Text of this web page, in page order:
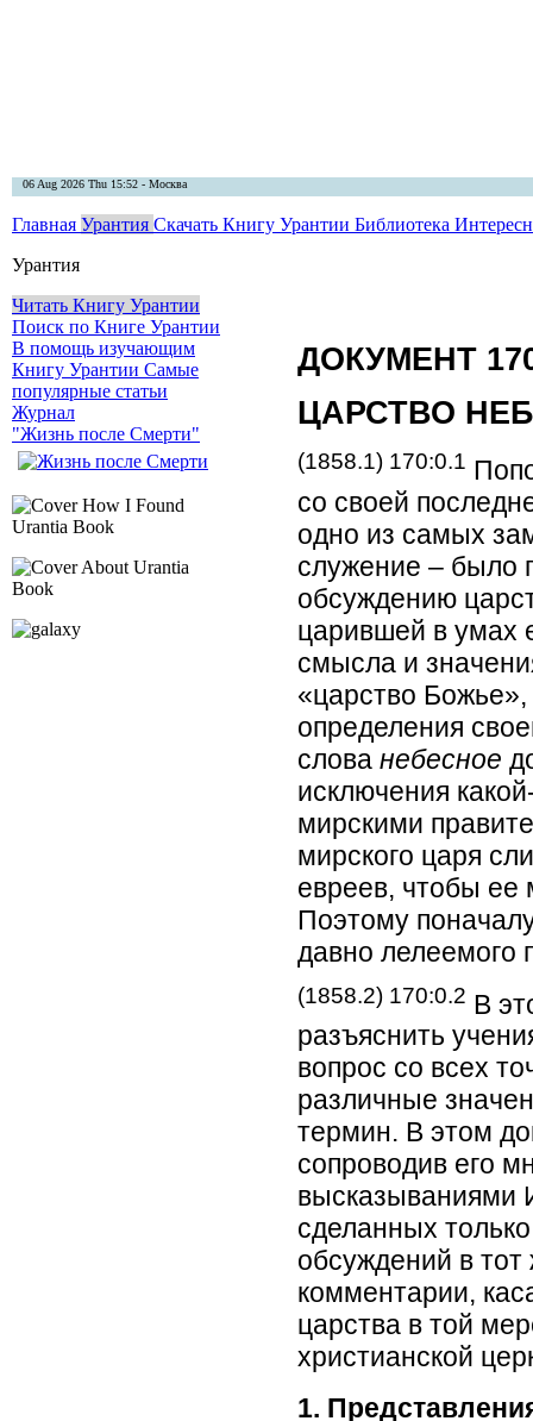
06 Aug 2026 Thu 15:52 - Москва
Главная Урантия Скачать Книгу Урантии Библиотека
Урантия
Читать Книгу Урантии
Поиск по Книге Урантии
В помощь изучающим
Книгу Урантии Самые
популярные статьи
Журнал
"Жизнь после Смерти"
ДОКУМЕНТ
ЦАРСТВО
(1858.1) 170:0.1
со своей
одно из самых
служение – было
обсуждению
царившей в умах
смысла и
«царство
определения
слова небесное
исключения
мирскими
мирского царя
евреев, чтобы ее
Поэтому
давно лелеемого
(1858.2) 170:0.2 В
разъяснить
вопрос со всех
различные
термин. В этом
сопроводив его
высказываниями
сделанных
обсуждений в
комментарии,
царства в той
христианской
1.